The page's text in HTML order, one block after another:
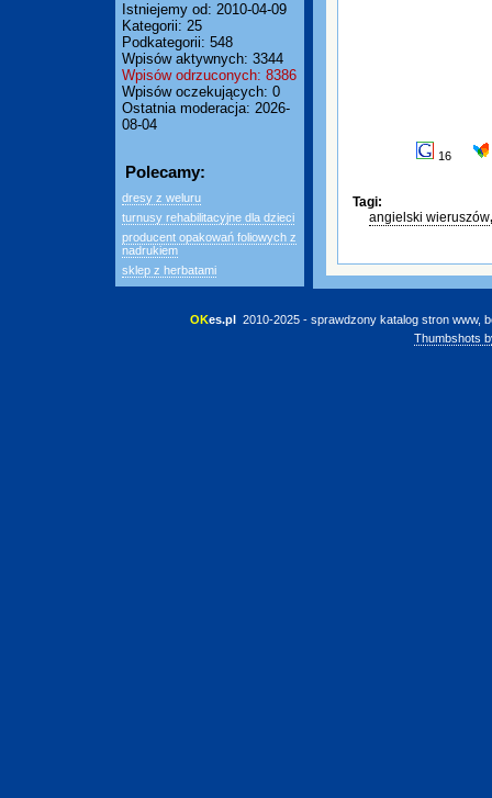
Istniejemy od: 2010-04-09
Kategorii: 25
Podkategorii: 548
Wpisów aktywnych: 3344
Wpisów odrzuconych: 8386
Wpisów oczekujących: 0
Ostatnia moderacja: 2026-
08-04
Polecamy:
dresy z weluru
turnusy rehabilitacyjne dla dzieci
producent opakowań foliowych z
nadrukiem
sklep z herbatami
16
Tagi:
angielski wieruszów
OKes.pl 2010-2025 - sprawdzony katalog stron www,
Thumbshots